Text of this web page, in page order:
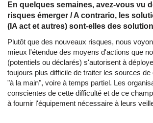
En quelques semaines, avez-vous vu
risques émerger / A contrario, les
(IA act et autres) sont-elles des
Plutôt que des nouveaux risques, nous
mieux l'étendue des moyens d'actions que
(potentiels ou déclarés) s'autorisent à
toujours plus difficile de traiter les sources
"à la main", voire à temps partiel. Les
conscientes de cette difficulté et de ce
à fournir l'équipement nécessaire à leurs